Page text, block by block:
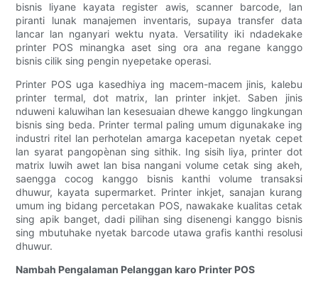
bisnis liyane kayata register awis, scanner barcode, lan
piranti lunak manajemen inventaris, supaya transfer data
lancar lan nganyari wektu nyata. Versatility iki ndadekake
printer POS minangka aset sing ora ana regane kanggo
bisnis cilik sing pengin nyepetake operasi.
Printer POS uga kasedhiya ing macem-macem jinis, kalebu
printer termal, dot matrix, lan printer inkjet. Saben jinis
nduweni kaluwihan lan kesesuaian dhewe kanggo lingkungan
bisnis sing beda. Printer termal paling umum digunakake ing
industri ritel lan perhotelan amarga kacepetan nyetak cepet
lan syarat pangopènan sing sithik. Ing sisih liya, printer dot
matrix luwih awet lan bisa nangani volume cetak sing akeh,
saengga cocog kanggo bisnis kanthi volume transaksi
dhuwur, kayata supermarket. Printer inkjet, sanajan kurang
umum ing bidang percetakan POS, nawakake kualitas cetak
sing apik banget, dadi pilihan sing disenengi kanggo bisnis
sing mbutuhake nyetak barcode utawa grafis kanthi resolusi
dhuwur.
Nambah Pengalaman Pelanggan karo Printer POS